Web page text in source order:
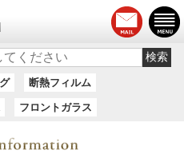
断熱フィルム
フロントガラス